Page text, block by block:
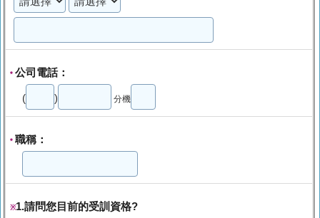
* 公司電話：
( ) 分機
* 職稱：
※1.請問您目前的受訓資格?